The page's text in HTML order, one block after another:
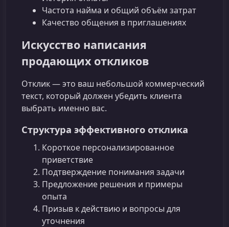
Частота найма и общий объём затрат
Качество общения в приглашениях
Искусство написания
продающих откликов
Отклик — это ваш небольшой коммерческий
текст, который должен убедить клиента
выбрать именно вас.
Структура эффективного отклика
Короткое персонализированное
приветствие
Подтверждение понимания задачи
Предложение решения и примеры
опыта
Призыв к действию и вопросы для
уточнения